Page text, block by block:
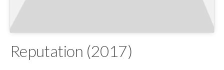
Reputation (2017)